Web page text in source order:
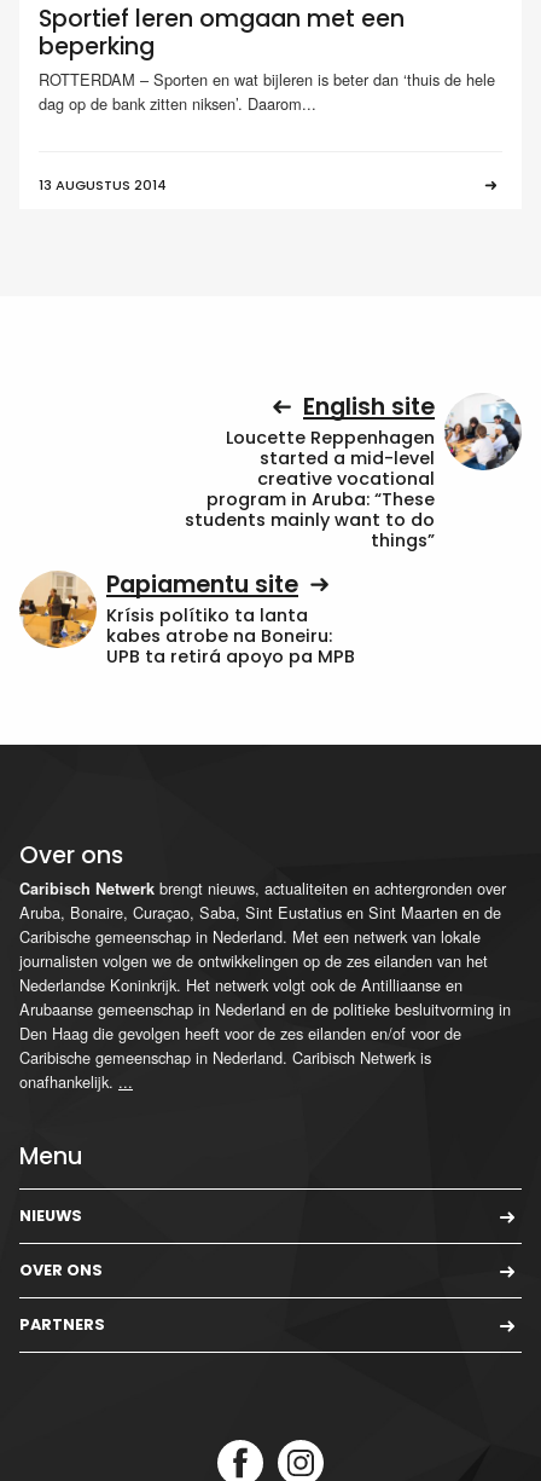
Sportief leren omgaan met een
beperking
ROTTERDAM – Sporten en wat bijleren is beter dan ‘thuis de hele
dag op de bank zitten niksen’. Daarom...
13 AUGUSTUS 2014
English site
Loucette Reppenhagen
started a mid-level
creative vocational
program in Aruba: “These
students mainly want to do
things”
Papiamentu site
Krísis polítiko ta lanta
kabes atrobe na Boneiru:
UPB ta retirá apoyo pa MPB
Over ons
Caribisch Netwerk brengt nieuws, actualiteiten en achtergronden over
Aruba, Bonaire, Curaçao, Saba, Sint Eustatius en Sint Maarten en de
Caribische gemeenschap in Nederland. Met een netwerk van lokale
journalisten volgen we de ontwikkelingen op de zes eilanden van het
Nederlandse Koninkrijk. Het netwerk volgt ook de Antilliaanse en
Arubaanse gemeenschap in Nederland en de politieke besluitvorming in
Den Haag die gevolgen heeft voor de zes eilanden en/of voor de
Caribische gemeenschap in Nederland. Caribisch Netwerk is
onafhankelijk. ...
Menu
NIEUWS
OVER ONS
PARTNERS